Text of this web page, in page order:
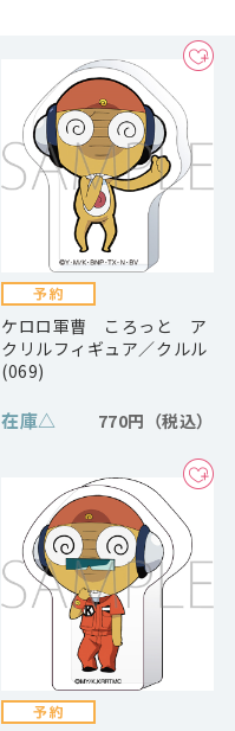
ケロロ軍曹 ころっと ア
クリルフィギュア／クルル
(069)
在庫△ 770円